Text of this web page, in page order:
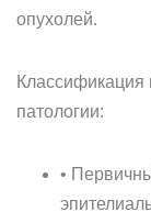
опухолей.
Классификация
патологии:
•